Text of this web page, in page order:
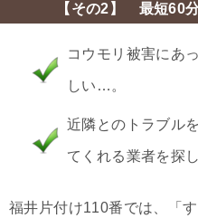
【その2】 最短60
コウモリ被害にあ
しい…。
近隣とのトラブル
てくれる業者を探
福井片付け110番では、「